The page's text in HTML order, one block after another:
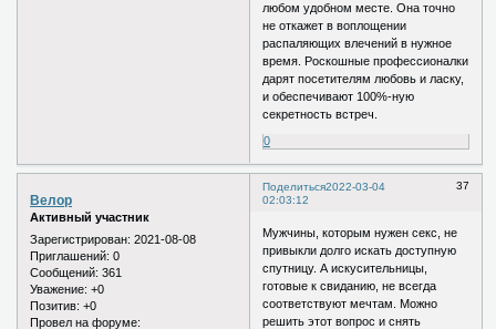
любом удобном месте. Она точно
не откажет в воплощении
распаляющих влечений в нужное
время. Роскошные профессионалки
дарят посетителям любовь и ласку,
и обеспечивают 100%-ную
секретность встреч.
0
Поделиться 37
2022-03-04
02:03:12
Велор
Активный участник
Зарегистрирован: 2021-08-08
Приглашений: 0
Сообщений: 361
Уважение: +0
Позитив: +0
Провел на форуме:
Мужчины, которым нужен секс, не
привыкли долго искать доступную
спутницу. А искусительницы,
готовые к свиданию, не всегда
соответствуют мечтам. Можно
решить этот вопрос и снять